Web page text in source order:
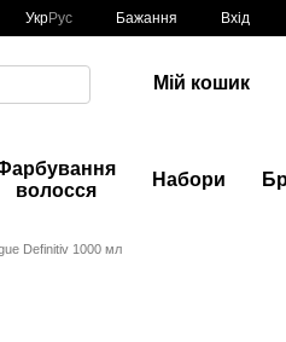
УкрРус Бажання Вхід
Мій кошик
волосся
Набори
Definitiv 1000 мл